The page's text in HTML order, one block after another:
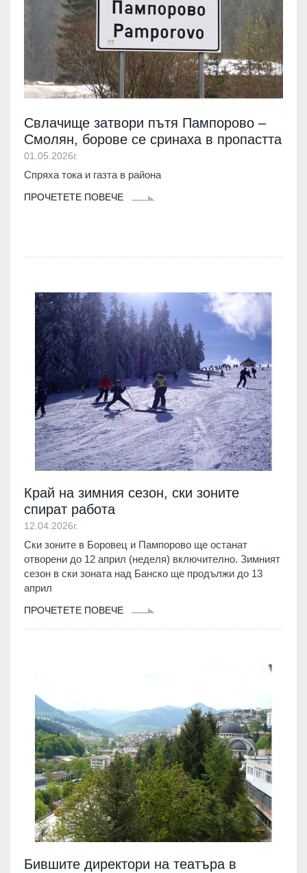
Свлачище затвори пътя Пампорово –
Смолян, борове се сринаха в пропастта
01.05.2026г.
Спряха тока и газта в района
ПРОЧЕТЕТЕ ПОВЕЧЕ
Край на зимния сезон, ски зоните
спират работа
12.04.2026г.
Ски зоните в Боровец и Пампорово ще останат
отворени до 12 април (неделя) включително. Зимният
сезон в ски зоната над Банско ще продължи до 13
април
ПРОЧЕТЕТЕ ПОВЕЧЕ
Бившите директори на театъра в